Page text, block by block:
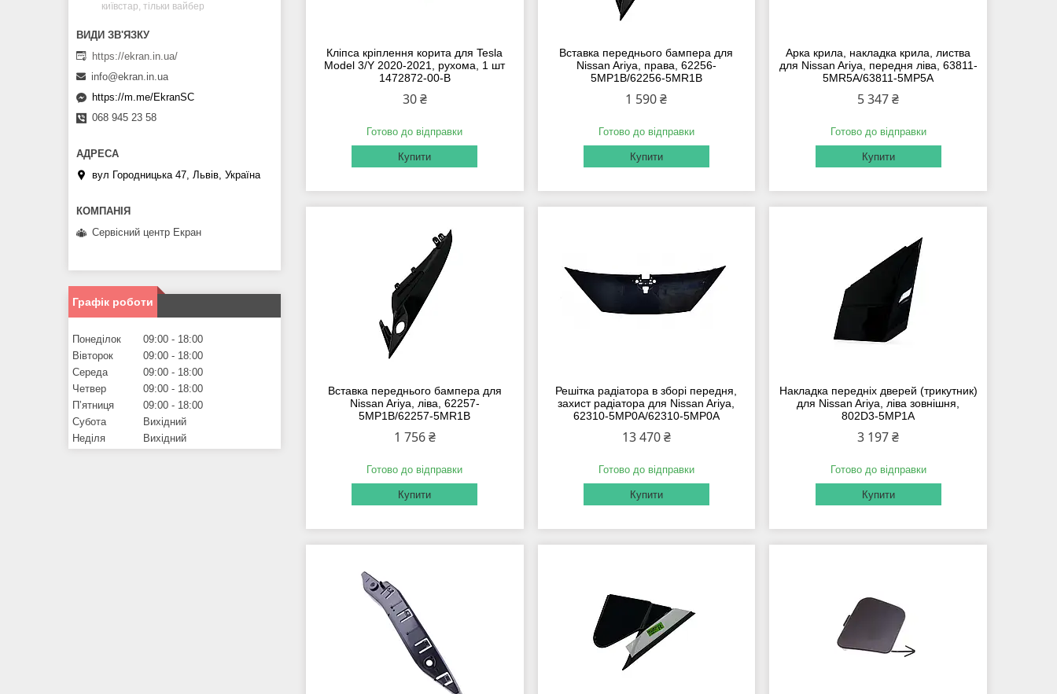
Кліпса кріплення корита для Tesla
Model 3/Y 2020-2021, рухома, 1 шт
1472872-00-B
30 ₴
Готово до відправки
Купити
Вставка переднього бампера для
Nissan Ariya, права, 62256-
5MP1B/62256-5MR1B
1 590 ₴
Готово до відправки
Купити
Арка крила, накладка крила, листва
для Nissan Ariya, передня ліва, 63811-
5MR5A/63811-5MP5A
5 347 ₴
Готово до відправки
Купити
Вставка переднього бампера для
Nissan Ariya, ліва, 62257-
5MP1B/62257-5MR1B
1 756 ₴
Готово до відправки
Купити
Решітка радіатора в зборі передня,
захист радіатора для Nissan Ariya,
62310-5MP0A/62310-5MP0A
13 470 ₴
Готово до відправки
Купити
Накладка передніх дверей (трикутник)
для Nissan Ariyа, ліва зовнішня,
802D3-5MP1А
3 197 ₴
Готово до відправки
Купити
київстар, тільки вайбер
https://ekran.in.ua/
info@ekran.in.ua
https://m.me/EkranSC
068 945 23 58
вул Городницька 47, Львів, Україна
Сервісний центр Екран
Графік роботи
Понеділок 09:00
18:00
Вівторок
09:00
18:00
Середа
09:00
18:00
Четвер
09:00
18:00
Пʼятниця
09:00
18:00
Субота
Вихідний
Неділя
Вихідний